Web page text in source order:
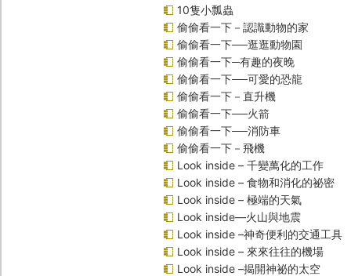
10隻小瓢蟲
偷偷看一下－認識動物的家
偷偷看一下──逛逛動物園
偷偷看一下─有趣的夜晚
偷偷看一下──可愛的恐龍
偷偷看一下－直升機
偷偷看一下──火箭
偷偷看一下──消防車
偷偷看一下－飛機
Look inside – 千變萬化的工作
Look inside – 食物和消化的祕密
Look inside – 極端的天氣
Look inside—火山與地震
Look inside –神奇便利的交通工具
Look inside – 來來往往的機場
Look inside –揭開神祕的太空